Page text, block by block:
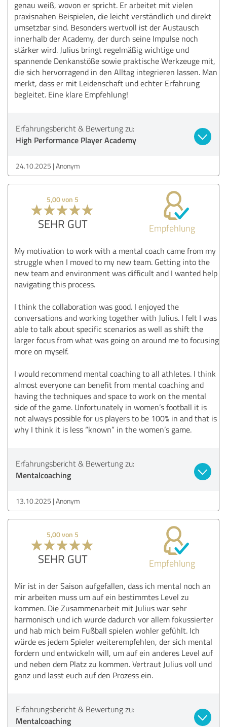
genau weiß, wovon er spricht. Er arbeitet mit vielen
praxisnahen Beispielen, die leicht verständlich und direkt
umsetzbar sind. Besonders wertvoll ist der Austausch
innerhalb der Academy, der durch seine Impulse noch
stärker wird. Julius bringt regelmäßig wichtige und
spannende Denkanstöße sowie praktische Werkzeuge mit,
die sich hervorragend in den Alltag integrieren lassen. Man
merkt, dass er mit Leidenschaft und echter Erfahrung
begleitet. Eine klare Empfehlung!
Erfahrungsbericht & Bewertung zu:
High Performance Player Academy
24.10.2025 Anonym
5,00 von 5
SEHR GUT Empfehlung
My motivation to work with a mental coach came from my
struggle when I moved to my new team. Getting into the
new team and environment was difficult and I wanted help
navigating this process.
I think the collaboration was good. I enjoyed the
conversations and working together with Julius. I felt I was
able to talk about specific scenarios as well as shift the
larger focus from what was going on around me to focusing
more on myself.
I would recommend mental coaching to all athletes. I think
almost everyone can benefit from mental coaching and
having the techniques and space to work on the mental
side of the game. Unfortunately in women’s football it is
not always possible for us players to be 100% in and that is
why I think it is less “known” in the women’s game.
Erfahrungsbericht & Bewertung zu:
Mentalcoaching
13.10.2025 Anonym
5,00 von 5
SEHR GUT Empfehlung
Mir ist in der Saison aufgefallen, dass ich mental noch an
mir arbeiten muss um auf ein bestimmtes Level zu
kommen. Die Zusammenarbeit mit Julius war ⁠sehr
harmonisch und ich wurde dadurch vor allem fokussierter
und hab mich beim Fußball spielen wohler gefühlt. Ich
würde es jedem⁠ ⁠⁠Spieler weiterempfehlen, der sich mental
fordern und entwickeln will, um auf ein anderes Level auf
und neben dem Platz zu kommen. ⁠⁠Vertraut Julius voll und
ganz und lasst euch auf den Prozess ein.
Erfahrungsbericht & Bewertung zu:
Mentalcoaching